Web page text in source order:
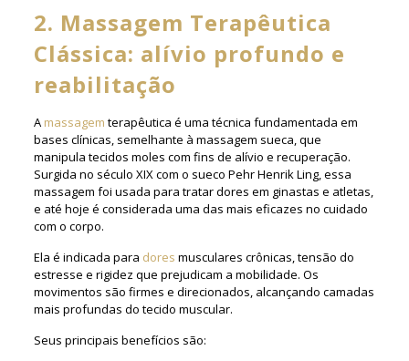
2. Massagem Terapêutica
Clássica: alívio profundo e
reabilitação
A massagem terapêutica é uma técnica fundamentada em
bases clínicas, semelhante à massagem sueca, que
manipula tecidos moles com fins de alívio e recuperação.
Surgida no século XIX com o sueco Pehr Henrik Ling, essa
massagem foi usada para tratar dores em ginastas e atletas,
e até hoje é considerada uma das mais eficazes no cuidado
com o corpo.
Ela é indicada para dores musculares crônicas, tensão do
estresse e rigidez que prejudicam a mobilidade. Os
movimentos são firmes e direcionados, alcançando camadas
mais profundas do tecido muscular.
Seus principais benefícios são: